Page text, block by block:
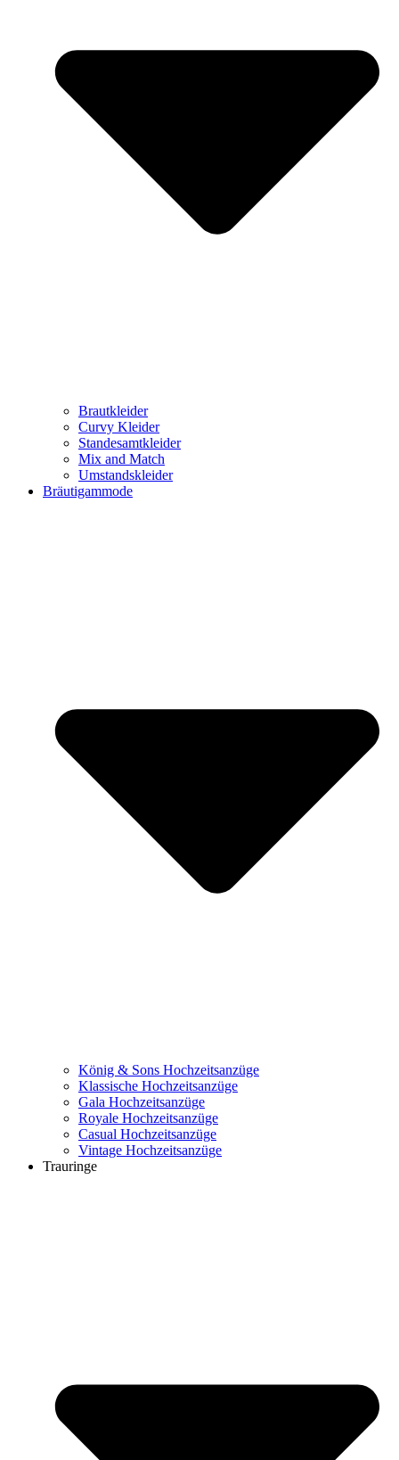
Brautkleider
Curvy Kleider
Standesamtkleider
Mix and Match
Umstandskleider
Bräutigammode
König & Sons Hochzeitsanzüge
Klassische Hochzeitsanzüge
Gala Hochzeitsanzüge
Royale Hochzeitsanzüge
Casual Hochzeitsanzüge
Vintage Hochzeitsanzüge
Trauringe